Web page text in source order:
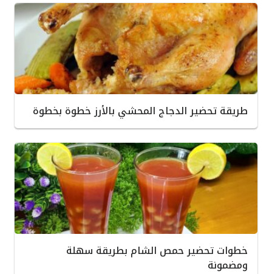
طريقة تحضير الدجاج المحشي بالأرز خطوة بخطوة
خطوات تحضير حمص الشام بطريقة سهلة
ومضمونة